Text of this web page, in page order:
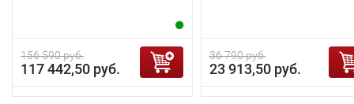
156 590 руб.
117 442,50 руб.
36 790 руб.
23 913,50 руб.